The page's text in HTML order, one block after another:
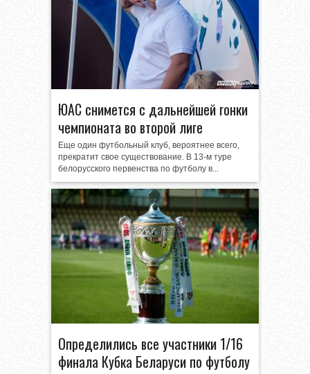
ЮАС снимется с дальнейшей гонки
чемпионата во второй лиге
Еще один футбольный клуб, вероятнее всего,
прекратит свое существование. В 13-м туре
белорусского первенства по футболу в...
Определились все участники 1/16
финала Кубка Беларуси по футболу